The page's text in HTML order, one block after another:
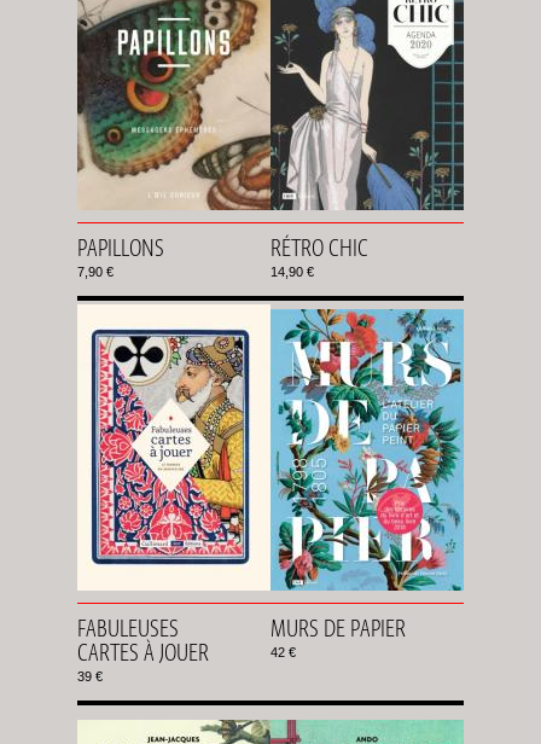
PAPILLONS
7,90 €
RÉTRO CHIC
14,90 €
FABULEUSES
CARTES À JOUER
39 €
MURS DE PAPIER
42 €